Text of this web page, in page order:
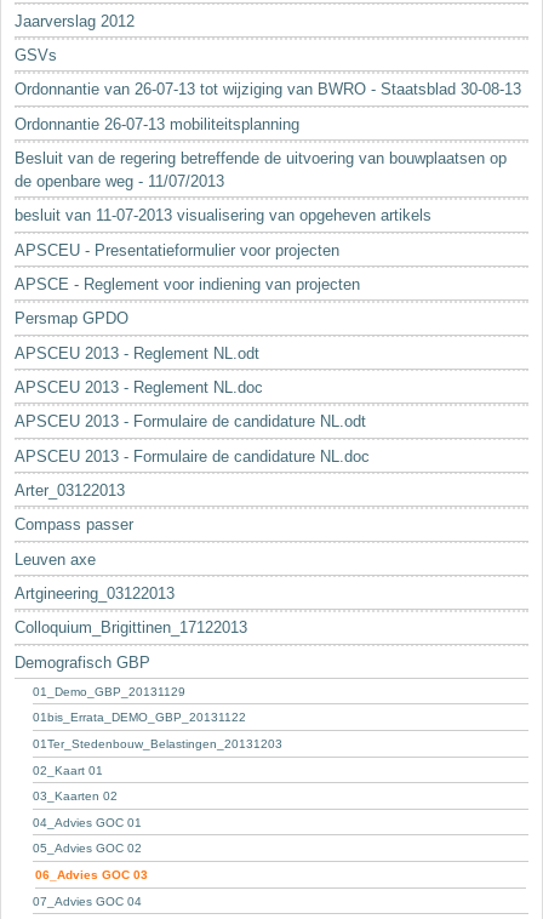
Jaarverslag 2012
GSVs
Ordonnantie van 26-07-13 tot wijziging van BWRO - Staatsblad 30-08-13
Ordonnantie 26-07-13 mobiliteitsplanning
Besluit van de regering betreffende de uitvoering van bouwplaatsen op
de openbare weg - 11/07/2013
besluit van 11-07-2013 visualisering van opgeheven artikels
APSCEU - Presentatieformulier voor projecten
APSCE - Reglement voor indiening van projecten
Persmap GPDO
APSCEU 2013 - Reglement NL.odt
APSCEU 2013 - Reglement NL.doc
APSCEU 2013 - Formulaire de candidature NL.odt
APSCEU 2013 - Formulaire de candidature NL.doc
Arter_03122013
Compass passer
Leuven axe
Artgineering_03122013
Colloquium_Brigittinen_17122013
Demografisch GBP
01_Demo_GBP_20131129
01bis_Errata_DEMO_GBP_20131122
01Ter_Stedenbouw_Belastingen_20131203
02_Kaart 01
03_Kaarten 02
04_Advies GOC 01
05_Advies GOC 02
06_Advies GOC 03
07_Advies GOC 04